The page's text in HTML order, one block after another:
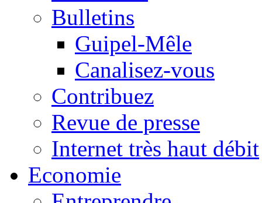
Bulletins
Guipel-Mêle
Canalisez-vous
Contribuez
Revue de presse
Internet très haut débit
Economie